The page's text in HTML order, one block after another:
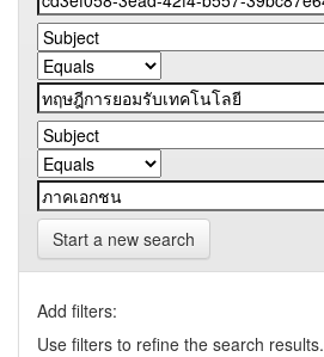
Start a new search
Add filters:
Use filters to refine the search results.